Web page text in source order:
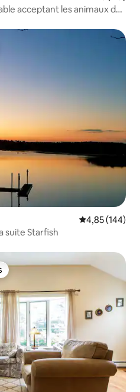
acceptant les animaux de
Note
4,85 (144)
suite Starfish
les plus aimés